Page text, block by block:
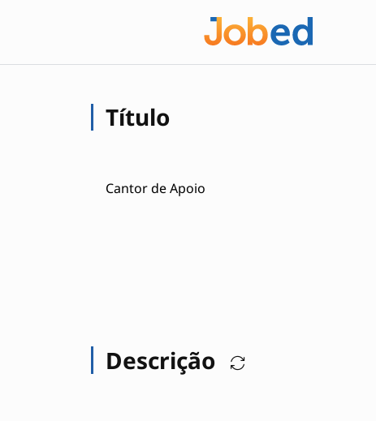
Título
Cantor de Apoio
Descrição